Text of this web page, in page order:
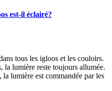
est-il éclairé?
tous les igloos et les couloirs.
la lumière reste toujours allumée.
lumière est commandée par les